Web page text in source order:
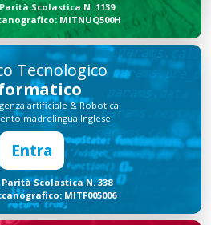
Scolastica N. 1139
MITNUQ500H
Tecnologico
artificiale & Robotica
madrelingua Inglese
Entra
Scolastica N. 338
MITF005006